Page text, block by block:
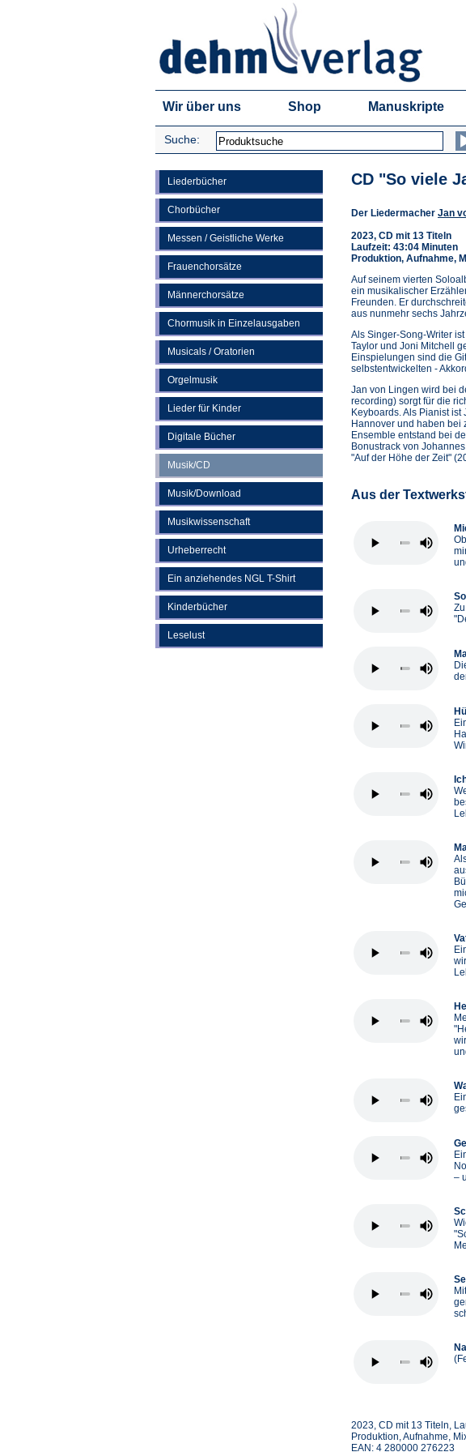
Wir über uns Shop Manuskripte
Suche:
Liederbücher
Chorbücher
Messen / Geistliche Werke
Frauenchorsätze
Männerchorsätze
Chormusik in Einzelausgaben
Musicals / Oratorien
Orgelmusik
Lieder für Kinder
Digitale Bücher
Musik/CD
Musik/Download
Musikwissenschaft
Urheberrecht
Ein anziehendes NGL T-Shirt
Kinderbücher
Leselust
CD "So viele
Der Liedermacher Jan
2023, CD mit 13 Titeln
Laufzeit: 43:04 Minuten
Produktion, Aufnahme,
Auf seinem vierten
ein musikalischer
Freunden. Er
aus nunmehr sechs
Als Singer-Song-Writer
Taylor und Joni Mitchell
Einspielungen sind die
selbstentwickelten -
Jan von Lingen wird bei
recording) sorgt für die
Keyboards. Als Pianist
Hannover und haben bei
Ensemble entstand bei
Bonustrack von
"Auf der Höhe der Zeit"
Aus der
–
2023, CD mit 13 Titeln,
Produktion, Aufnahme,
EAN: 4 280000 276223